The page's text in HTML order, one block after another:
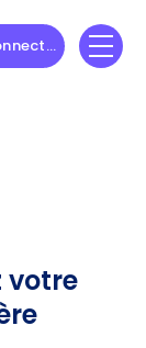
Se connecter
votre